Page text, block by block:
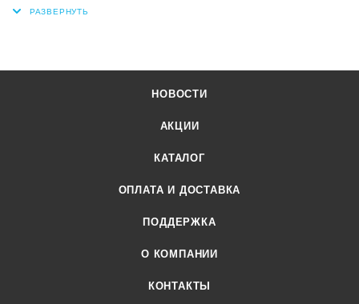
НОВОСТИ
АКЦИИ
КАТАЛОГ
ОПЛАТА И ДОСТАВКА
ПОДДЕРЖКА
О КОМПАНИИ
КОНТАКТЫ